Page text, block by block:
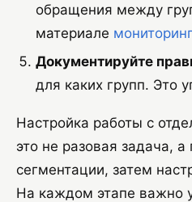
обращения между
материале
Документируйте
для каких групп. Это
Настройка работы с
это не разовая задача,
сегментации, затем
На каждом этапе важно